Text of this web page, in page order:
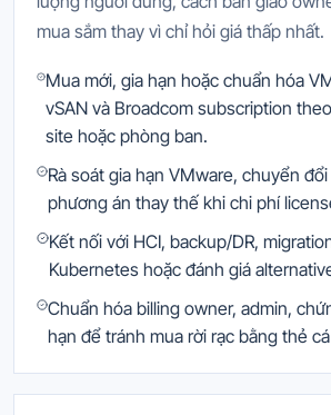
mua sắm thay vì chỉ hỏi giá thấp nhất.
Mua mới, gia hạn hoặc chuẩn hóa
vSAN và Broadcom subscription
site hoặc phòng ban.
Rà soát gia hạn VMware, chuyển
phương án thay thế khi chi phí
Kết nối với HCI, backup/DR,
Kubernetes hoặc đánh giá
Chuẩn hóa billing owner, admin,
hạn để tránh mua rời rạc bằng thẻ